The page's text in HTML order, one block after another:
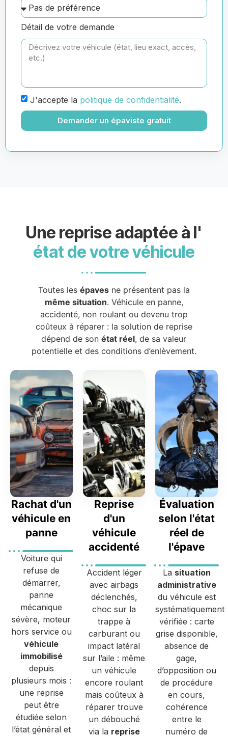
Détail de votre demande
J'accepte la politique de confidentialité.
Demander un épaviste gratuit
Une reprise adaptée à l'
état de votre véhicule
Toutes les épavesne présentent pas la
même situation. Véhicule en panne,
accidenté, non roulant ou devenu trop
coûteux à réparer : la solution de reprise
dépend de sonétat réel, de sa valeur
potentielle et des conditions d’enlèvement.
Rachat d'un
véhicule en
panne
Voiture qui
refuse de
démarrer,
panne
mécanique
sévère, moteur
hors service ou
véhicule
immobilisé
depuis
plusieurs mois :
une reprise
peut être
étudiée selon
l’état général et
Reprise
d'un
véhicule
accidenté
Accident léger
avec airbags
déclenchés,
choc sur la
trappe à
carburant ou
impact latéral
sur l’aile : même
un véhicule
encore roulant
mais coûteux à
réparer trouve
un débouché
via la reprise
Évaluation
selon l'état
réel de
l'épave
La situation
administrative
du véhicule est
systématiquement
vérifiée : carte
grise disponible,
absence de
gage,
d’opposition ou
de procédure
en cours,
cohérence
entre le
numéro de